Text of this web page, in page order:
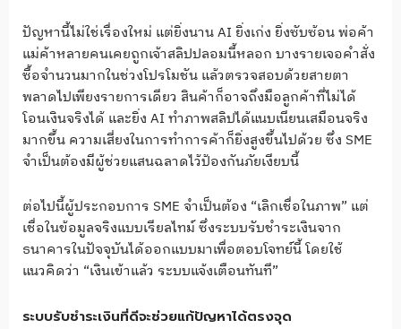
ปัญหานี้ไม่ใช่เรื่องใหม่ แต่ยิ่งนาน AI ยิ่งเก่ง ยิ่งซับซ้อน พ่อค้า
แม่ค้าหลายคนเคยถูกเจ้าสลิปปลอมนี้หลอก บางรายเจอคำสั่ง
ซื้อจำนวนมากในช่วงโปรโมชัน แล้วตรวจสอบด้วยสายตา
พลาดไปเพียงรายการเดียว สินค้าก็อาจถึงมือลูกค้าที่ไม่ได้
โอนเงินจริงได้ และยิ่ง AI ทำภาพสลิปได้แนบเนียนเสมือนจริง
มากขึ้น ความเสี่ยงในการทำการค้าก็ยิ่งสูงขึ้นไปด้วย ซึ่ง SME
จำเป็นต้องมีผู้ช่วยแสนฉลาดไว้ป้องกันภัยเงียบนี้
ต่อไปนี้ผู้ประกอบการ SME จำเป็นต้อง “เลิกเชื่อในภาพ” แต่
เชื่อในข้อมูลจริงแบบเรียลไทม์ ซึ่งระบบรับชำระเงินจาก
ธนาคารในปัจจุบันได้ออกแบบมาเพื่อตอบโจทย์นี้ โดยใช้
แนวคิดว่า “เงินเข้าแล้ว ระบบแจ้งเตือนทันที”
ระบบรับชำระเงินที่ดีจะช่วยแก้ปัญหาได้ตรงจุด